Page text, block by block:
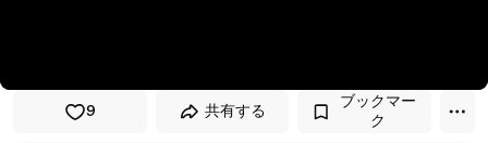
9 共有する
ブックマー
ク